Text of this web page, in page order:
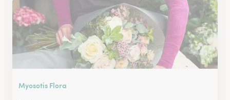
Myosotis Flora